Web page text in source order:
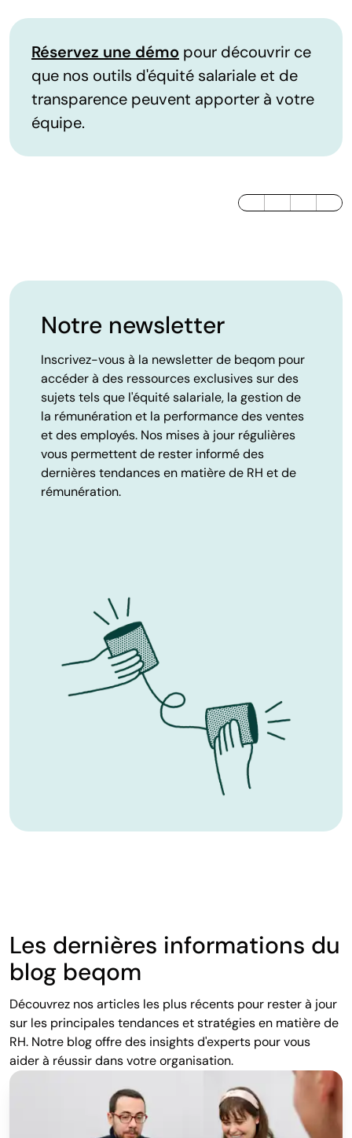
Réservez une démo pour découvrir ce
que nos outils d'équité salariale et de
transparence peuvent apporter à votre
équipe.
LinkedInTwitter / XFacebook
Notre newsletter
Inscrivez-vous à la newsletter de beqom pour
accéder à des ressources exclusives sur des
sujets tels que l'équité salariale, la gestion de
la rémunération et la performance des ventes
et des employés. Nos mises à jour régulières
vous permettent de rester informé des
dernières tendances en matière de RH et de
rémunération.
Les dernières informations du
blog beqom
Découvrez nos articles les plus récents pour rester à jour
sur les principales tendances et stratégies en matière de
RH. Notre blog offre des insights d'experts pour vous
aider à réussir dans votre organisation.